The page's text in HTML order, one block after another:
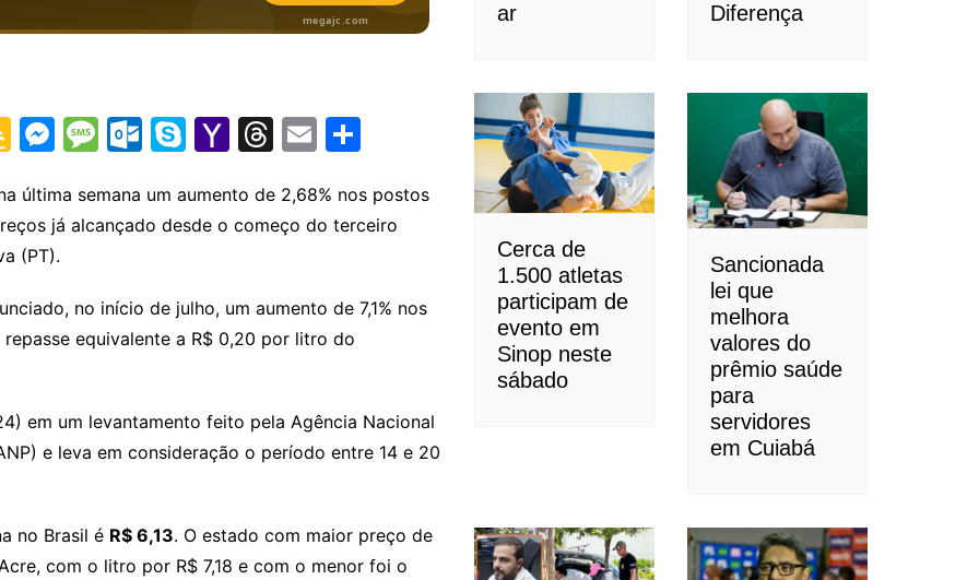
G
o
gl
e
Cl
a
sr
o
M
s
s
e
n
g
M
s
s
g
e
O
lo
o
c
o
S
y
p
Y
h
o
M
ai
T
e
a
s
E
ai
l
ar
e
última semana um aumento de 2,68% nos postos
já alcançado desde o começo do terceiro
(PT).
no início de julho, um aumento de 7,1% nos
equivalente a R$ 0,20 por litro do
em um levantamento feito pela Agência Nacional
e leva em consideração o período entre 14 e 20
no Brasil é R$ 6,13. O estado com maior preço de
com o litro por R$ 7,18 e com o menor foi o
ar Diferença
Cerca de
1.500 atletas
participam de
evento em
Sinop neste
sábado
Sancionada
lei que
melhora
valores do
prêmio saúde
para
servidores
em Cuiabá